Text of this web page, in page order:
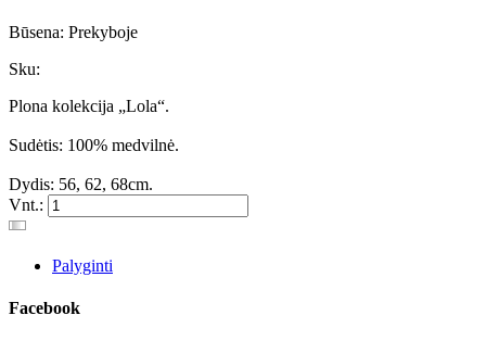
Būsena: Prekyboje
Sku:
Plona kolekcija „Lola“.
Sudėtis: 100% medvilnė.
Dydis: 56, 62, 68cm.
Vnt.:
Palyginti
Facebook